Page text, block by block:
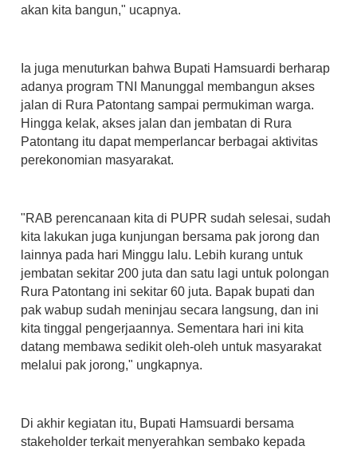
akan kita bangun," ucapnya.
Ia juga menuturkan bahwa Bupati Hamsuardi berharap
adanya program TNI Manunggal membangun akses
jalan di Rura Patontang sampai permukiman warga.
Hingga kelak, akses jalan dan jembatan di Rura
Patontang itu dapat memperlancar berbagai aktivitas
perekonomian masyarakat.
"RAB perencanaan kita di PUPR sudah selesai, sudah
kita lakukan juga kunjungan bersama pak jorong dan
lainnya pada hari Minggu lalu. Lebih kurang untuk
jembatan sekitar 200 juta dan satu lagi untuk polongan
Rura Patontang ini sekitar 60 juta. Bapak bupati dan
pak wabup sudah meninjau secara langsung, dan ini
kita tinggal pengerjaannya. Sementara hari ini kita
datang membawa sedikit oleh-oleh untuk masyarakat
melalui pak jorong," ungkapnya.
Di akhir kegiatan itu, Bupati Hamsuardi bersama
stakeholder terkait menyerahkan sembako kepada